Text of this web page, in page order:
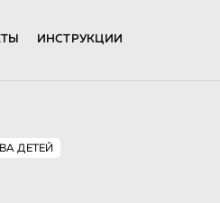
ИНСТРУКЦИИ
ДЕТЕЙ